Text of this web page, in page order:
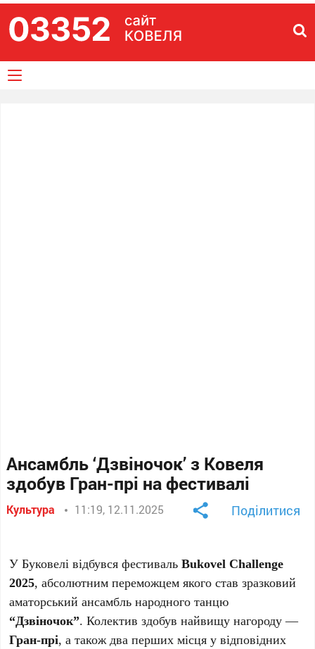
Ансамбль ‘Дзвіночок’ з Ковеля
здобув Гран-прі на фестивалі
Культура 11:19, 12.11.2025 Поділитися
У Буковелі відбувся фестивальBukovel Challenge
2025, абсолютним переможцем якого став зразковий
аматорський ансамбль народного танцю
“Дзвіночок”. Колектив здобув найвищу нагороду —
Гран-прі, а також два перших місця у відповідних